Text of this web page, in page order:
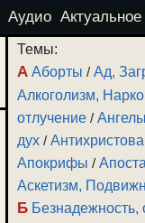
Аудио Актуальное
Темы:
А Аборты /Ад,
Алкоголизм,
отлучение /Ангелы
дух /
Апокрифы /
Аскетизм,
Б Безнадежность,